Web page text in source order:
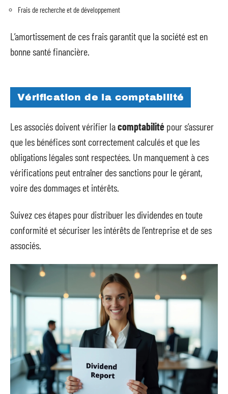
Frais de recherche et de développement
L’amortissement de ces frais garantit que la société est en
bonne santé financière.
Vérification de la comptabilité
Les associés doivent vérifier lacomptabilité pour s’assurer
que les bénéfices sont correctement calculés et que les
obligations légales sont respectées. Un manquement à ces
vérifications peut entraîner des sanctions pour le gérant,
voire des dommages et intérêts.
Suivez ces étapes pour distribuer les dividendes en toute
conformité et sécuriser les intérêts de l’entreprise et de ses
associés.